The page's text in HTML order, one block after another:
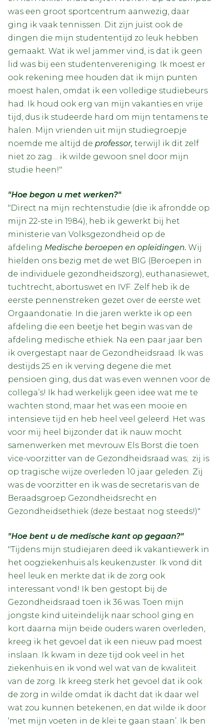
was een groot sportcentrum aanwezig, daar
ging ik vaak tennissen. Dit zijn juist ook de
dingen die mijn studententijd zo leuk hebben
gemaakt. Wat ik wel jammer vind, is dat ik geen
lid was bij een studentenvereniging. Ik moest er
ook rekening mee houden dat ik mijn punten
moest halen, omdat ik een volledige studiebeurs
had. Ik houd ook erg van mijn vakanties en vrije
tijd, dus ik studeerde hard om mijn tentamens te
halen. Mijn vrienden uit mijn studiegroepje
noemde me altijd de professor, terwijl ik dit zelf
niet zo zag… ik wilde gewoon snel door mijn
studie heen!"
"Hoe begon u met werken?"
"Direct na mijn rechtenstudie (die ik afrondde op
mijn 22-ste in 1984), heb ik gewerkt bij het
ministerie van Volksgezondheid op de
afdeling Medische beroepen en opleidingen. Wij
hielden ons bezig met de wet BIG (Beroepen in
de individuele gezondheidszorg), euthanasiewet,
tuchtrecht, abortuswet en IVF. Zelf heb ik de
eerste pennenstreken gezet over de eerste wet
Orgaandonatie. In die jaren werkte ik op een
afdeling die een beetje het begin was van de
afdeling medische ethiek. Na een paar jaar ben
ik overgestapt naar de Gezondheidsraad. Ik was
destijds 25 en ik verving degene die met
pensioen ging, dus dat was even wennen voor de
collega’s! Ik had werkelijk geen idee wat me te
wachten stond, maar het was een mooie en
intensieve tijd en heb heel veel geleerd. Het was
voor mij heel bijzonder dat ik nauw mocht
samenwerken met mevrouw Els Borst die toen
vice-voorzitter van de Gezondheidsraad was; zij is
op tragische wijze overleden 10 jaar geleden. Zij
was de voorzitter en ik was de secretaris van de
Beraadsgroep Gezondheidsrecht en
Gezondheidsethiek (deze bestaat nog steeds!)"
"Hoe bent u de medische kant op gegaan?"
"Tijdens mijn studiejaren deed ik vakantiewerk in
het oogziekenhuis als keukenzuster. Ik vond dit
heel leuk en merkte dat ik de zorg ook
interessant vond! Ik ben gestopt bij de
Gezondheidsraad toen ik 36 was. Toen mijn
jongste kind uiteindelijk naar school ging en
kort daarna mijn beide ouders waren overleden,
kreeg ik het gevoel dat ik een nieuw pad moest
inslaan. Ik kwam in deze tijd ook veel in het
ziekenhuis en ik vond wel wat van de kwaliteit
van de zorg. Ik kreeg sterk het gevoel dat ik ook
de zorg in wilde omdat ik dacht dat ik daar wel
wat zou kunnen betekenen, en dat wilde ik door
‘met mijn voeten in de klei te gaan staan’. Ik ben